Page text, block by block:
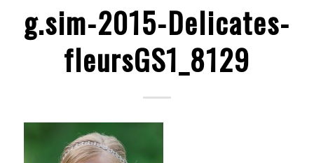
g.sim-2015-Delicates-
fleursGS1_8129